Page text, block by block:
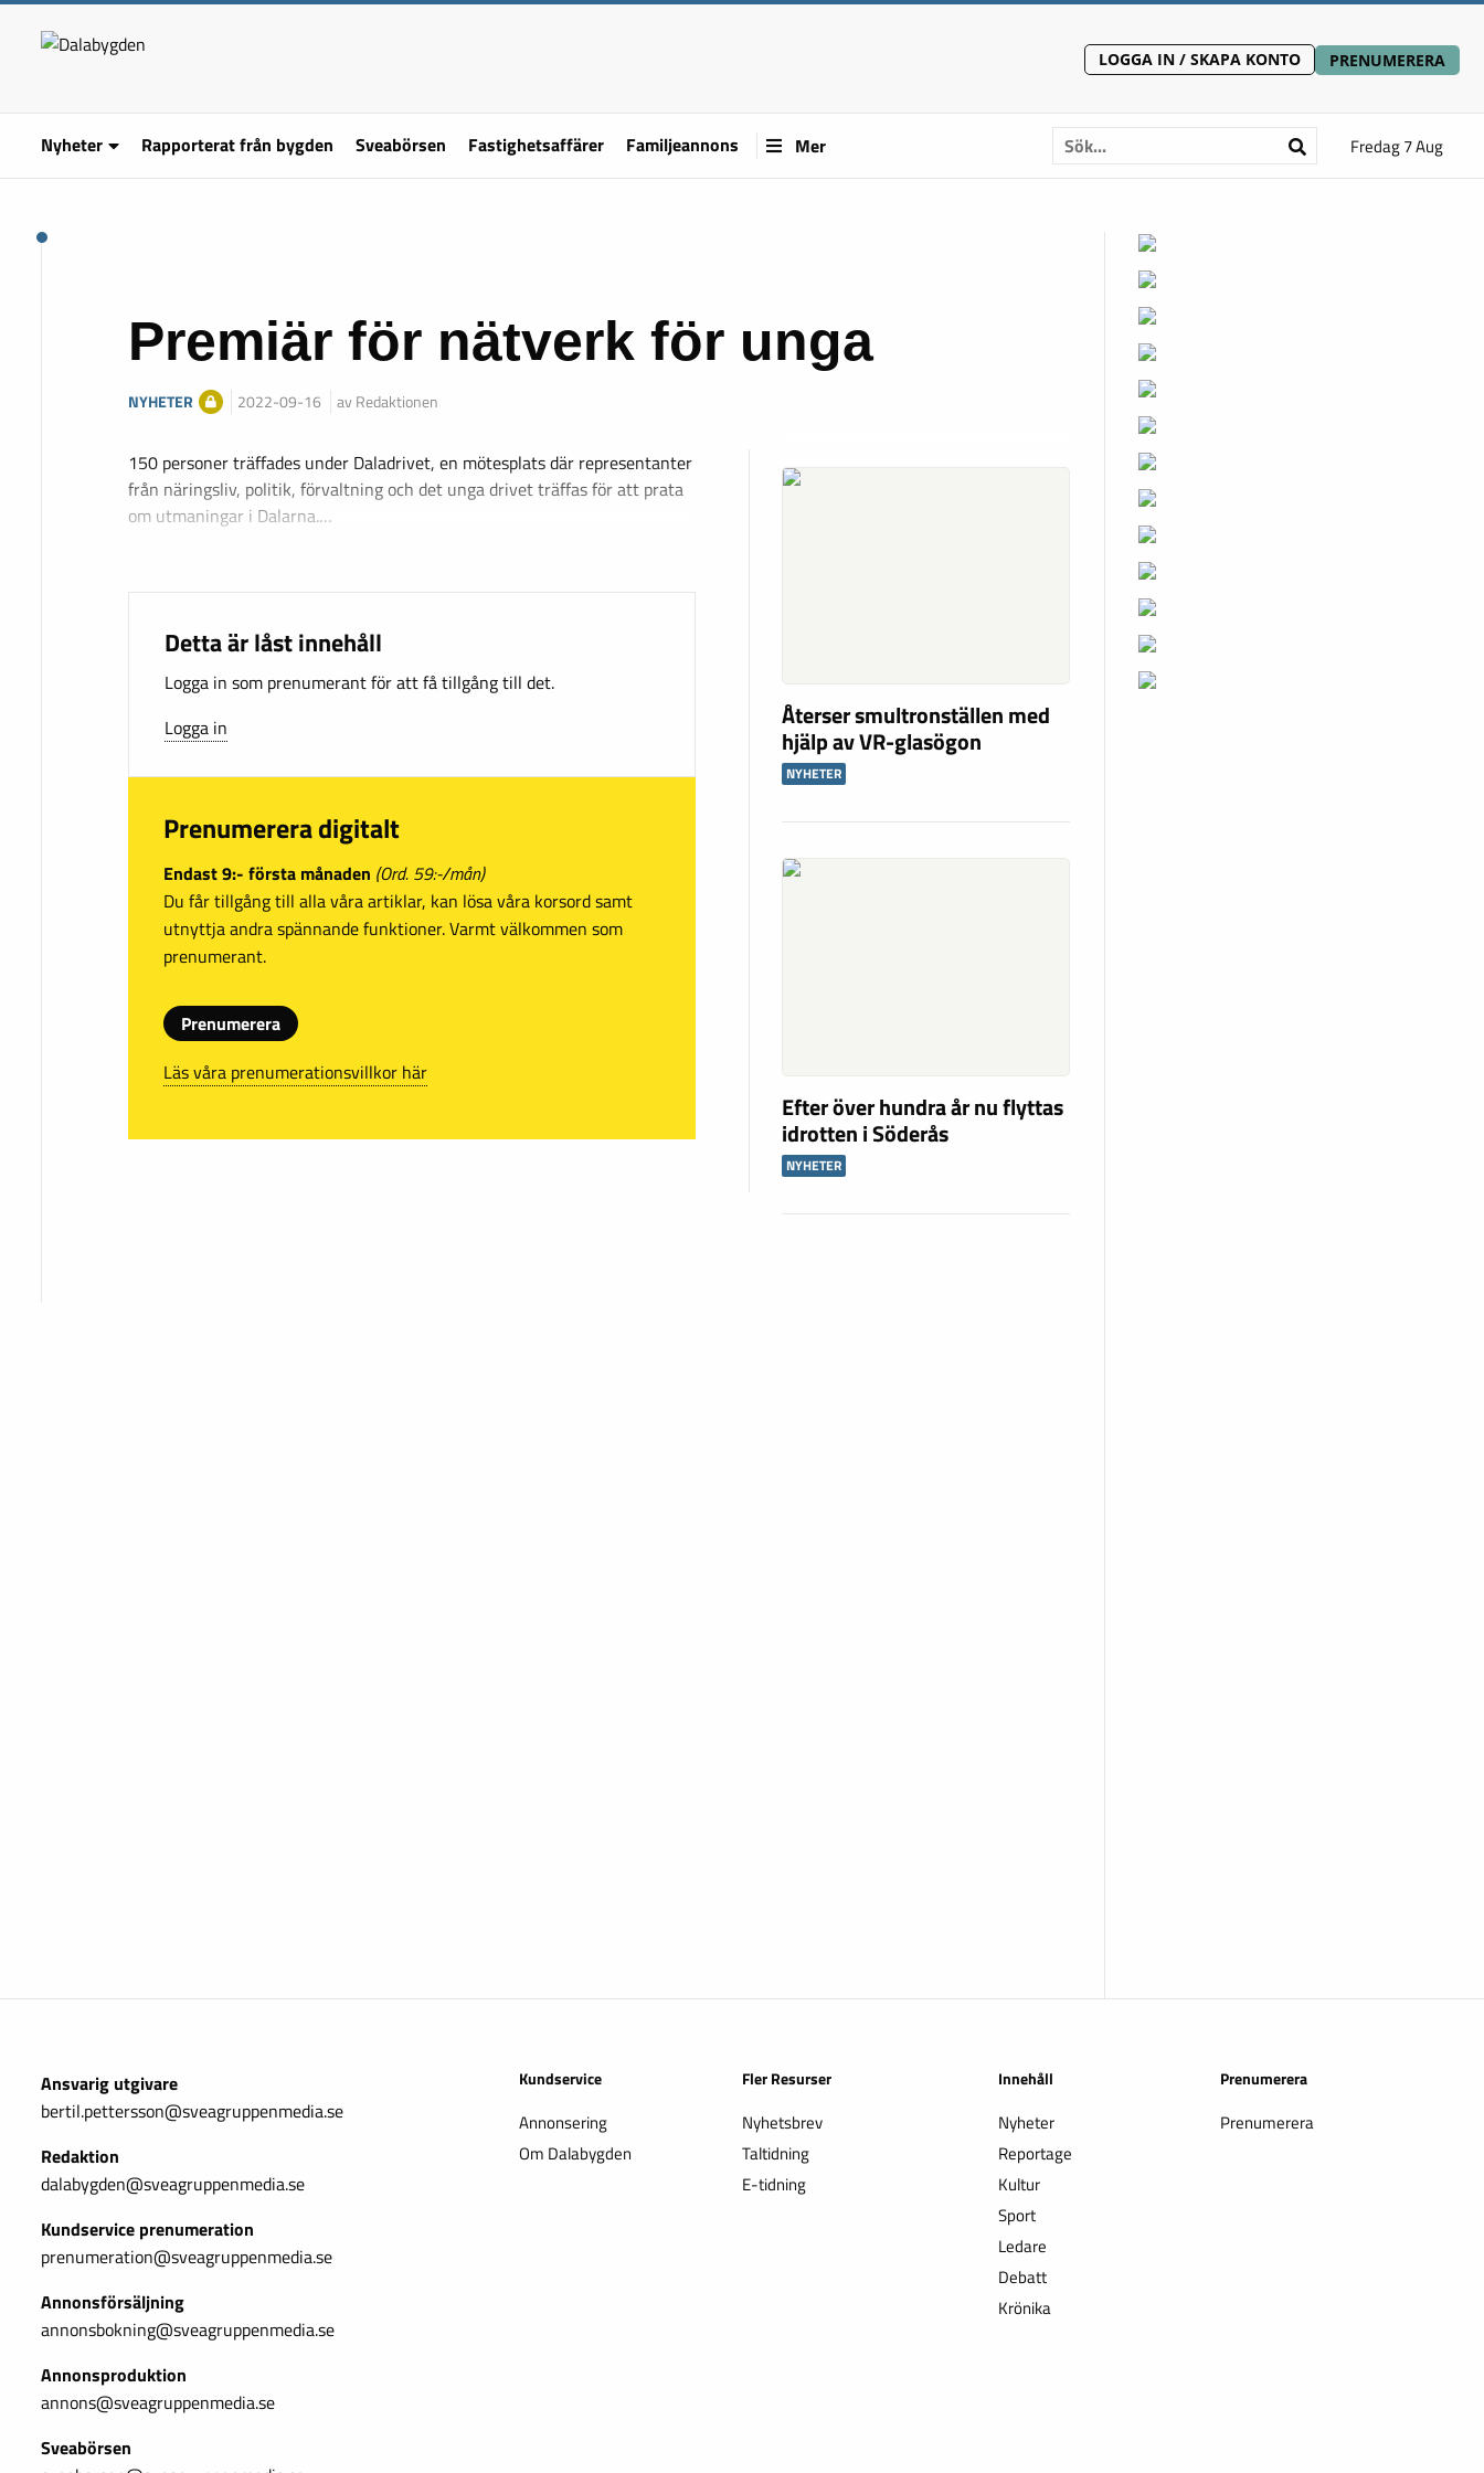
LOGGA IN / SKAPA KONTO PRENUMERERA
Nyheter Rapporterat från bygden Sveabörsen Fastighetsaffärer Familjeannons Mer Fredag 7 Aug
Premiär för nätverk för unga
NYHETER 2022-09-16 av Redaktionen
150 personer träffades under Daladrivet, en mötesplats där representanter
från näringsliv, politik, förvaltning och det unga drivet träffas för att prata
om utmaningar i Dalarna.…
Detta är låst innehåll
Logga in som prenumerant för att få tillgång till det.
Logga in
Prenumerera digitalt
Endast 9:- första månaden (Ord. 59:-/mån)
Du får tillgång till alla våra artiklar, kan lösa våra korsord samt
utnyttja andra spännande funktioner. Varmt välkommen som
prenumerant.
Prenumerera
Läs våra prenumerationsvillkor här
Återser smultronställen med
hjälp av VR-glasögon
NYHETER
Efter över hundra år nu flyttas
idrotten i Söderås
NYHETER
Ansvarig utgivare
bertil.pettersson@sveagruppenmedia.se
Redaktion
dalabygden@sveagruppenmedia.se
Kundservice prenumeration
prenumeration@sveagruppenmedia.se
Annonsförsäljning
annonsbokning@sveagruppenmedia.se
Annonsproduktion
annons@sveagruppenmedia.se
Sveabörsen
Kundservice
Annonsering
Om Dalabygden
Fler Resurser
Nyhetsbrev
Taltidning
E-tidning
Innehåll
Nyheter
Reportage
Kultur
Sport
Ledare
Debatt
Krönika
Prenumerera
Prenumerera